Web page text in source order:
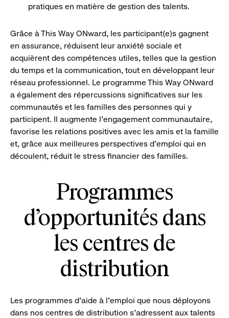
pratiques en matière de gestion des talents.
Grâce à This Way ONward, les participant(e)s gagnent
en assurance, réduisent leur anxiété sociale et
acquièrent des compétences utiles, telles que la gestion
du temps et la communication, tout en développant leur
réseau professionnel. Le programme This Way ONward
a également des répercussions significatives sur les
communautés et les familles des personnes qui y
participent. Il augmente l’engagement communautaire,
favorise les relations positives avec les amis et la famille
et, grâce aux meilleures perspectives d’emploi qui en
découlent, réduit le stress financier des familles.
Programmes
d’opportunités dans
les centres de
distribution
Les programmes d’aide à l’emploi que nous déployons
dans nos centres de distribution s’adressent aux talents